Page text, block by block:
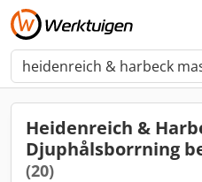
Heidenreich &
Djuphålsborrning
(20)